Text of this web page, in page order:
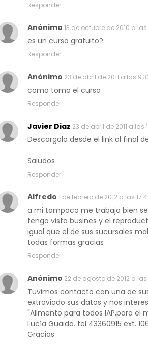
Responder
Anónimo 13 de octubre de 2010 a
es un curso gratuito?
Responder
Anónimo 23 de abril de 2011 a las
como tomo el curso
Responder
Javier Diaz 23 de abril de 2011 a las
Descargalo desde el link al final
Saludos
Responder
Alfredo 1 de febrero de 2012 a las
a mi tampoco me trabaja bien
tengo vista busines y el
igual que el de sus sucursales
todas formas gracias
Responder
Anónimo 22 de agosto de 2012 a las
Tuvimos contacto con una de
extraviado sus datos y nos
"Alimento para todos IAP,para el
Lucía Guaida. tel 43360915 ext.
Gracias